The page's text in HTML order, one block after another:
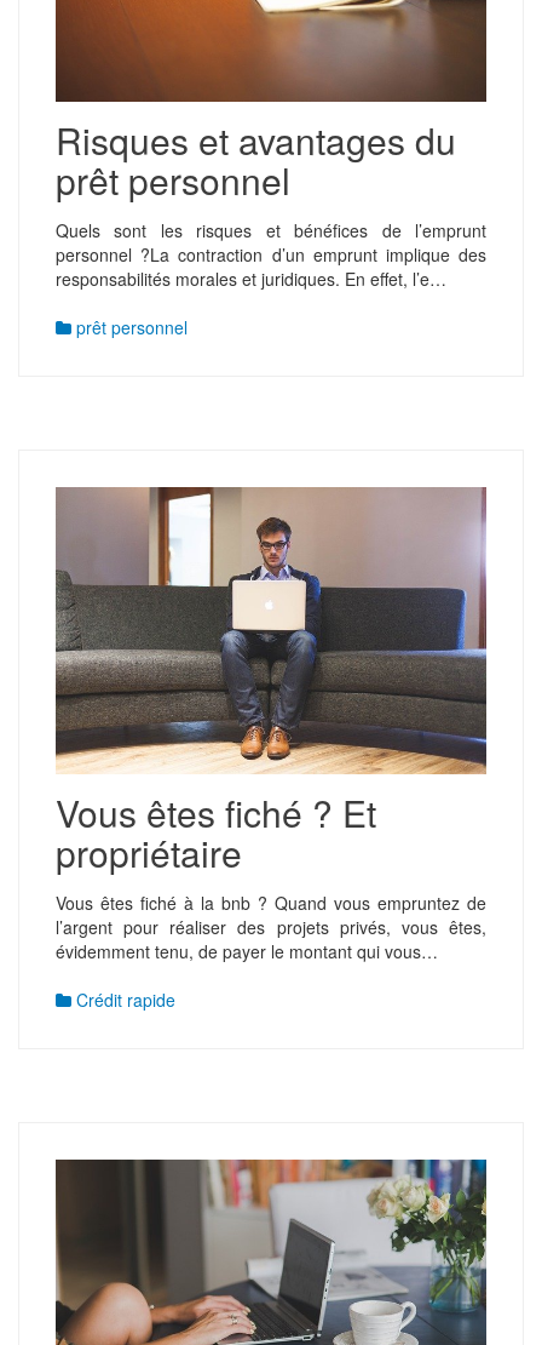
Risques et avantages du
prêt personnel
Quels sont les risques et bénéfices de l’emprunt
personnel ?La contraction d’un emprunt implique des
responsabilités morales et juridiques. En effet, l’e…
prêt personnel
Vous êtes fiché ? Et
propriétaire
Vous êtes fiché à la bnb ? Quand vous empruntez de
l’argent pour réaliser des projets privés, vous êtes,
évidemment tenu, de payer le montant qui vous…
Crédit rapide